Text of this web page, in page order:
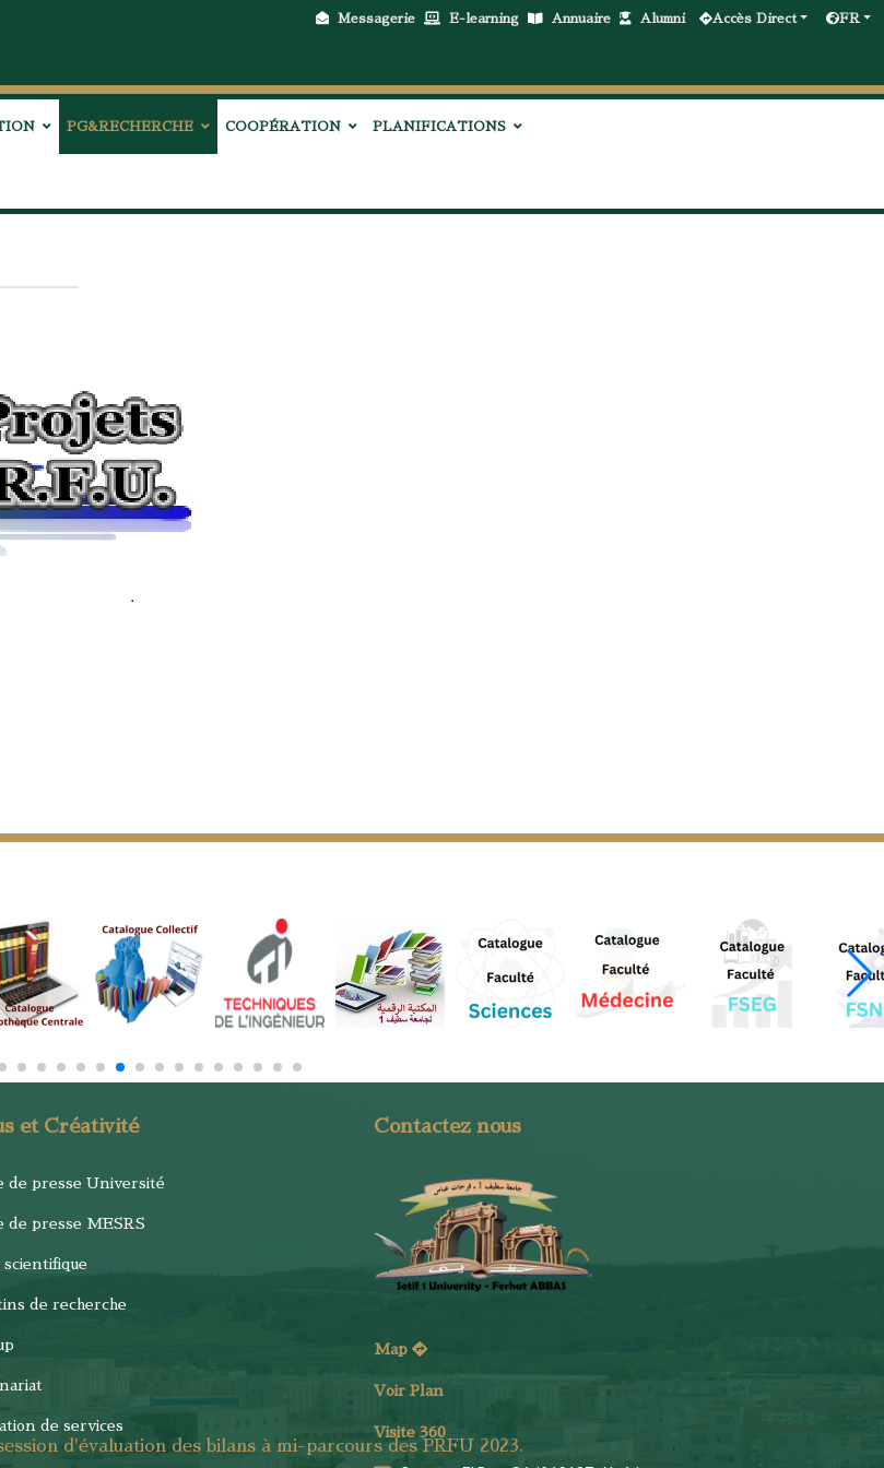
Messagerie E-learning Annuaire Alumni Accès Direct FR
PG&RECHERCHE COOPÉRATION PLANIFICATIONS
d'évaluation des bilans à mi-parcours des PRFU 2023.
et Créativité
de presse Université
de presse MESRS
scientifique
de recherche
de services
Contactez nous
Map
Voir Plan
Visite 360